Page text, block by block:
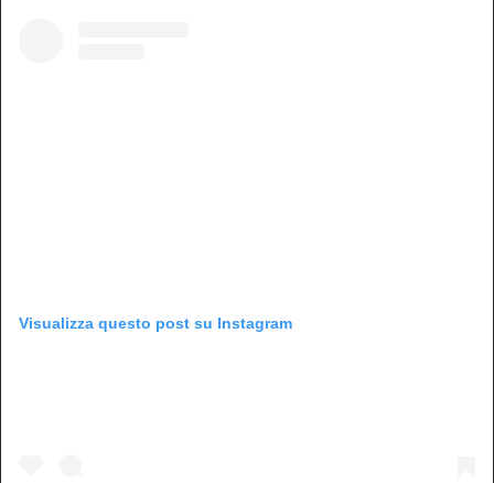
Visualizza questo post su Instagram